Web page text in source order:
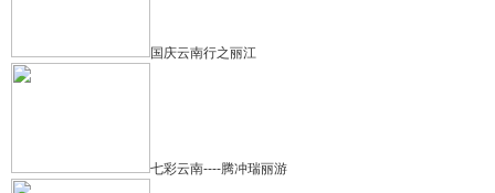
国庆云南行之丽江
七彩云南----腾冲瑞丽游